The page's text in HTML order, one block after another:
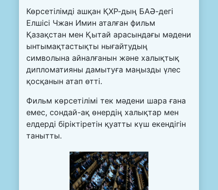
Көрсетілімді ашқан ҚХР-дың БАӘ-дегі
Елшісі Чжан Имин аталған фильм
Қазақстан мен Қытай арасындағы мәдени
ынтымақтастықты нығайтудың
символына айналғанын және халықтық
дипломатияны дамытуға маңызды үлес
қосқанын атап өтті.
Фильм көрсетілімі тек мәдени шара ғана
емес, сондай-ақ өнердің халықтар мен
елдерді біріктіретін қуатты күш екендігін
танытты.